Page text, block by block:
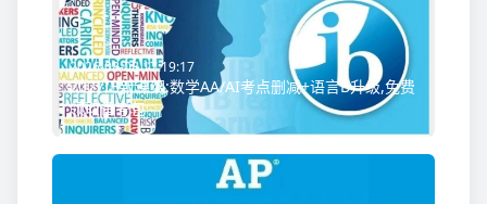
2026-08-08 17:19:17
2027IB新课纲:数学AA/AI考点删减+语言B升级,免费
领取备考包